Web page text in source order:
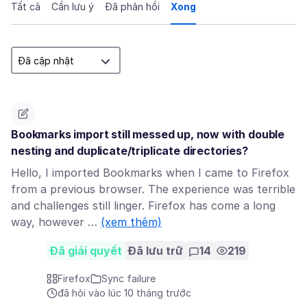
Tất cả Cần lưu ý Đã phản hồi Xong
Bookmarks import still messed up, now with double
nesting and duplicate/triplicate directories?
Hello, I imported Bookmarks when I came to Firefox
from a previous browser. The experience was terrible
and challenges still linger. Firefox has come a long
way, however … (xem thêm)
Đã giải quyết Đã lưu trữ 14 219
Firefox
Sync failure
đã hỏi vào lúc 10 tháng trước